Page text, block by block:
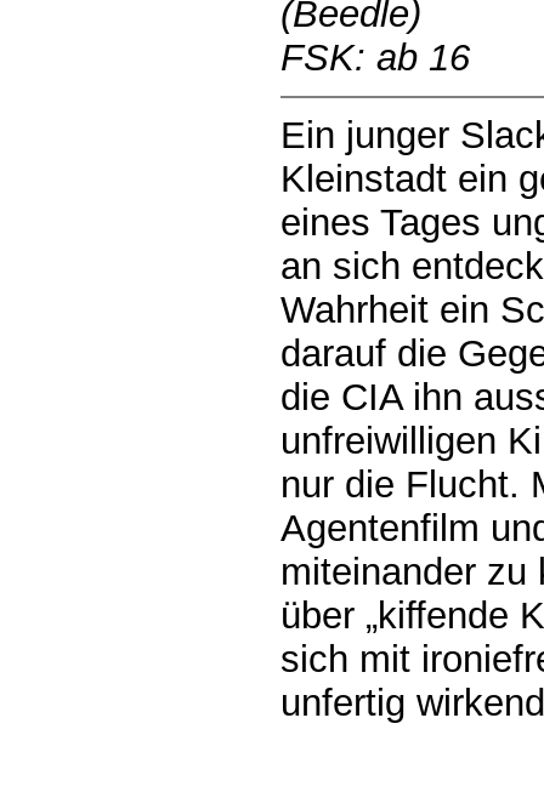
(Beedle)
FSK: ab 16
Ein junger
Kleinstadt ein
eines Tages
an sich
Wahrheit ein
darauf die
die CIA ihn
unfreiwilligen
nur die Flucht.
Agentenfilm
miteinander zu
über „kiffende
sich mit
unfertig